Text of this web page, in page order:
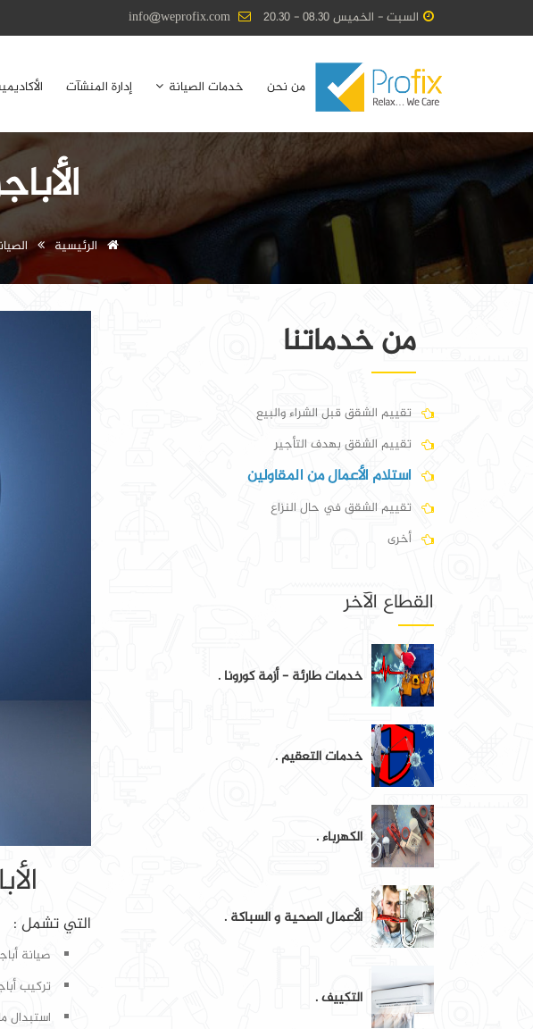
info@weprofix.com السبت - الخميس 08.30 - 20.30
من نحن خدمات الصيانة إدارة المنشآت
الرئيسية
من خدماتنا
تقييم الشقق قبل الشراء والبيع
تقييم الشقق بهدف التأجير
استلام الأعمال من المقاولين
تقييم الشقق في حال النزاع
أخرى
القطاع الآخر
خدمات طارئة - أزمة كورونا .
خدمات التعقيم .
الكهرباء .
الأعمال الصحية و السباكة .
التكييف .
التي تشمل :
صيانة
تركيب
استبدال